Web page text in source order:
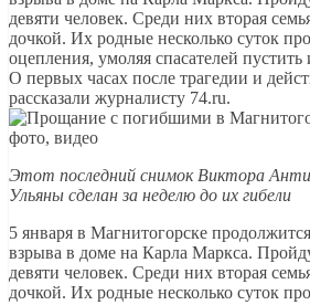
девяти человек. Среди них вторая
дочкой. Их родные несколько суток
оцепления, умоляя спасателей пустить
О первых часах после трагедии и
рассказали журналисту 74.ru.
Этот последний снимок Виктора
Ульяны сделан за неделю до их гибели
5 января в Магнитогорске
взрыва в доме на Карла Маркса.
девяти человек. Среди них вторая
дочкой. Их родные несколько суток